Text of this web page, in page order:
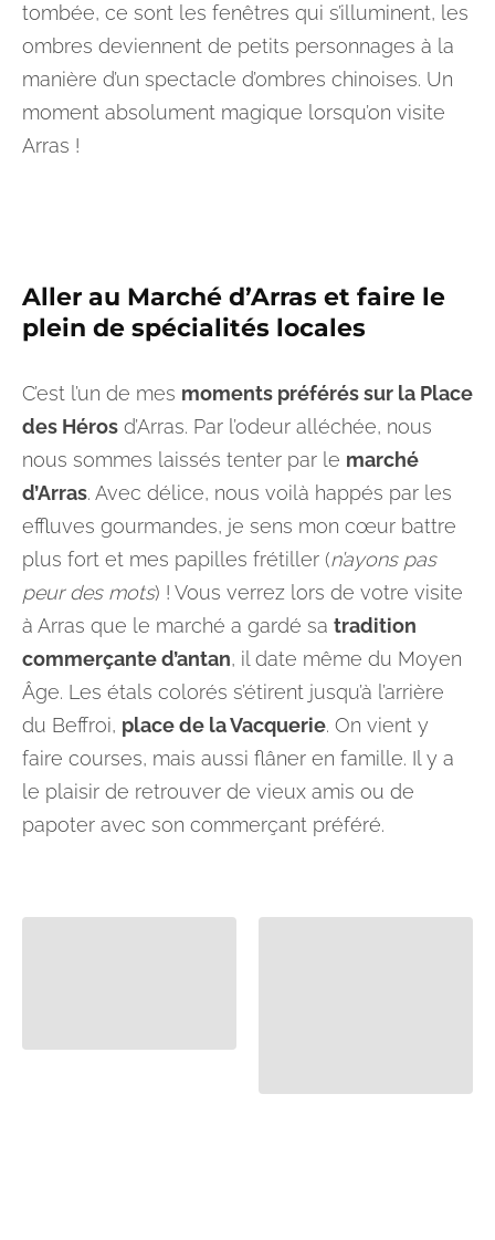
tombée, ce sont les fenêtres qui s’illuminent, les
ombres deviennent de petits personnages à la
manière d’un spectacle d’ombres chinoises. Un
moment absolument magique lorsqu’on visite
Arras !
Aller au Marché d’Arras et faire le
plein de spécialités locales
C’est l’un de mes moments préférés sur la Place
des Héros d’Arras. Par l’odeur alléchée, nous
nous sommes laissés tenter par le marché
d’Arras. Avec délice, nous voilà happés par les
effluves gourmandes, je sens mon cœur battre
plus fort et mes papilles frétiller (n’ayons pas
peur des mots) ! Vous verrez lors de votre visite
à Arras que le marché a gardé sa tradition
commerçante d’antan, il date même du Moyen
Âge. Les étals colorés s’étirent jusqu’à l’arrière
du Beffroi, place de la Vacquerie. On vient y
faire courses, mais aussi flâner en famille. Il y a
le plaisir de retrouver de vieux amis ou de
papoter avec son commerçant préféré.